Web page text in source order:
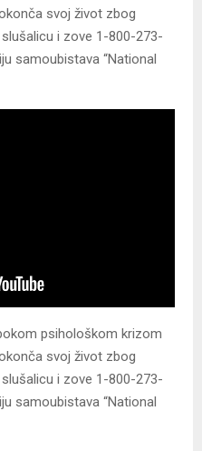
svoj život zbog
i zove 1-800-273-
samoubistava “National
psihološkom krizom
svoj život zbog
i zove 1-800-273-
samoubistava “National